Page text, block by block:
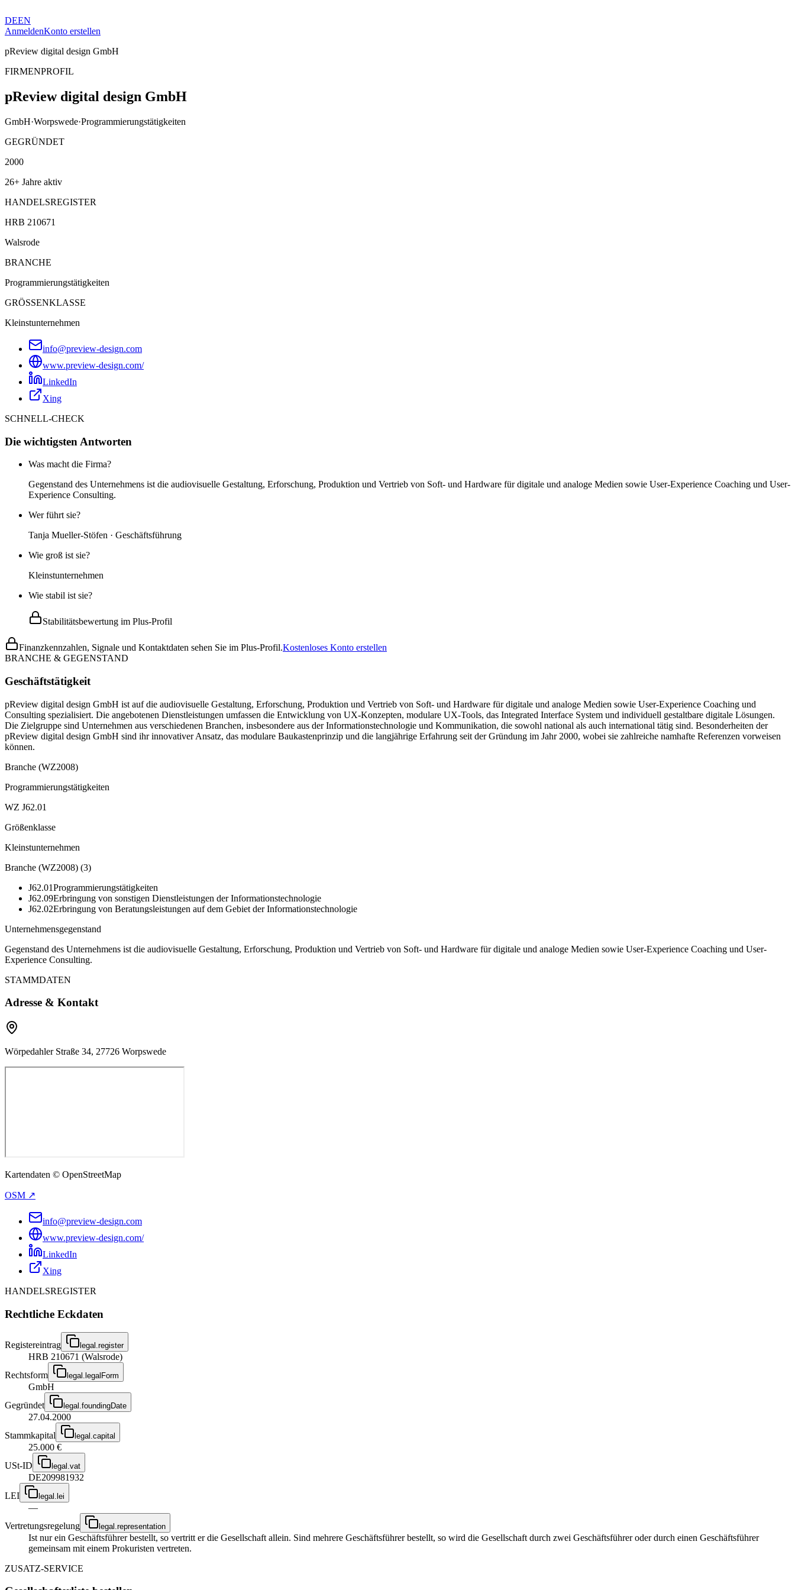
DEEN
AnmeldenKonto erstellen
pReview digital design GmbH
FIRMENPROFIL
pReview digital design GmbH
GmbH·Worpswede·Programmierungstätigkeiten
GEGRÜNDET
2000
26+ Jahre aktiv
HANDELSREGISTER
HRB 210671
Walsrode
BRANCHE
Programmierungstätigkeiten
GRÖSSENKLASSE
Kleinstunternehmen
info@preview-design.com
www.preview-design.com/
LinkedIn
Xing
SCHNELL-CHECK
Die wichtigsten Antworten
Was macht die Firma?
Gegenstand des Unternehmens ist die audiovisuelle Gestaltung, Erforschung, Produktion und Vertrieb von Soft- und Hardware für digitale und analoge Medien sowie User-Experience Coaching und User-
Experience Consulting.
Wer führt sie?
Tanja Mueller-Stöfen · Geschäftsführung
Wie groß ist sie?
Kleinstunternehmen
Wie stabil ist sie?
Stabilitätsbewertung im Plus-Profil
Finanzkennzahlen, Signale und Kontaktdaten sehen Sie im Plus-Profil.Kostenloses Konto erstellen
BRANCHE & GEGENSTAND
Geschäftstätigkeit
pReview digital design GmbH ist auf die audiovisuelle Gestaltung, Erforschung, Produktion und Vertrieb von Soft- und Hardware für digitale und analoge Medien sowie User-Experience Coaching und
Consulting spezialisiert. Die angebotenen Dienstleistungen umfassen die Entwicklung von UX-Konzepten, modulare UX-Tools, das Integrated Interface System und individuell gestaltbare digitale Lösungen.
Die Zielgruppe sind Unternehmen aus verschiedenen Branchen, insbesondere aus der Informationstechnologie und Kommunikation, die sowohl national als auch international tätig sind. Besonderheiten der
pReview digital design GmbH sind ihr innovativer Ansatz, das modulare Baukastenprinzip und die langjährige Erfahrung seit der Gründung im Jahr 2000, wobei sie zahlreiche namhafte Referenzen vorweisen
können.
Branche (WZ2008)
Programmierungstätigkeiten
WZ J62.01
Größenklasse
Kleinstunternehmen
Branche (WZ2008) (3)
J62.01Programmierungstätigkeiten
J62.09Erbringung von sonstigen Dienstleistungen der Informationstechnologie
J62.02Erbringung von Beratungsleistungen auf dem Gebiet der Informationstechnologie
Unternehmensgegenstand
Gegenstand des Unternehmens ist die audiovisuelle Gestaltung, Erforschung, Produktion und Vertrieb von Soft- und Hardware für digitale und analoge Medien sowie User-Experience Coaching und User-
Experience Consulting.
STAMMDATEN
Adresse & Kontakt
Wörpedahler Straße 34, 27726 Worpswede
Kartendaten © OpenStreetMap
OSM ↗
info@preview-design.com
www.preview-design.com/
LinkedIn
Xing
HANDELSREGISTER
Rechtliche Eckdaten
Registereintrag legal.register
HRB 210671 (Walsrode)
Rechtsform
legal.legalForm
GmbH
Gegründet
legal.foundingDate
27.04.2000
Stammkapital
legal.capital
25.000 €
USt-ID
legal.vat
DE209981932
LEI
legal.lei
—
Vertretungsregelung
legal.representation
Ist nur ein Geschäftsführer bestellt, so vertritt er die Gesellschaft allein. Sind mehrere Geschäftsführer bestellt, so wird die Gesellschaft durch zwei Geschäftsführer oder durch einen Geschäftsführer
gemeinsam mit einem Prokuristen vertreten.
ZUSATZ-SERVICE